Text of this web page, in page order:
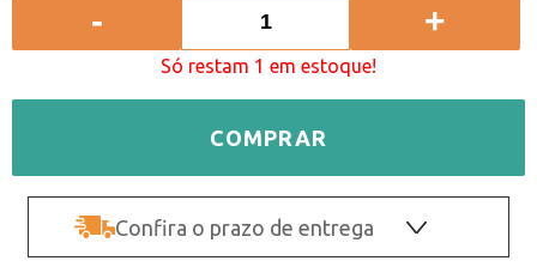
- +
Só restam 1 em estoque!
COMPRAR
Confira o prazo de entrega